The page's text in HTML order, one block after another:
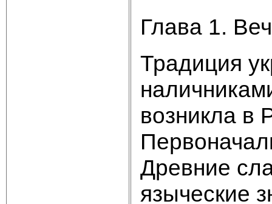
Глава 1.
Традиция
возникла в
Древние
языческие